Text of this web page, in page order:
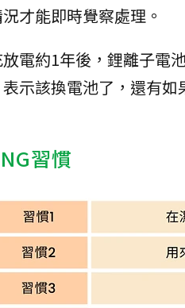
才能即時覺察處理。
電約1年後，鋰離子電
示該換電池了，還有
習慣